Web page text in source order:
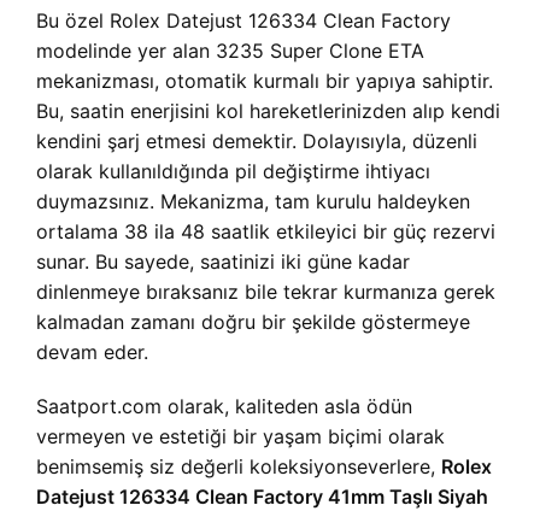
Bu özel Rolex Datejust 126334 Clean Factory
modelinde yer alan 3235 Super Clone ETA
mekanizması, otomatik kurmalı bir yapıya sahiptir.
Bu, saatin enerjisini kol hareketlerinizden alıp kendi
kendini şarj etmesi demektir. Dolayısıyla, düzenli
olarak kullanıldığında pil değiştirme ihtiyacı
duymazsınız. Mekanizma, tam kurulu haldeyken
ortalama 38 ila 48 saatlik etkileyici bir güç rezervi
sunar. Bu sayede, saatinizi iki güne kadar
dinlenmeye bıraksanız bile tekrar kurmanıza gerek
kalmadan zamanı doğru bir şekilde göstermeye
devam eder.
Saatport.com olarak, kaliteden asla ödün
vermeyen ve estetiği bir yaşam biçimi olarak
benimsemiş siz değerli koleksiyonseverlere, Rolex
Datejust 126334 Clean Factory 41mm Taşlı Siyah